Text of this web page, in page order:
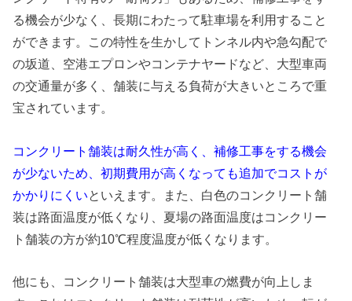
る機会が少なく、長期にわたって駐車場を利用すること
ができます。この特性を生かしてトンネル内や急勾配で
の坂道、空港エプロンやコンテナヤードなど、大型車両
の交通量が多く、舗装に与える負荷が大きいところで重
宝されています。
コンクリート舗装は耐久性が高く、補修工事をする機会
が少ないため、初期費用が高くなっても追加でコストが
かかりにくい といえます。また、白色のコンクリート舗
装は路面温度が低くなり、夏場の路面温度はコンクリー
ト舗装の方が約10℃程度温度が低くなります。
他にも、コンクリート舗装は大型車の燃費が向上しま